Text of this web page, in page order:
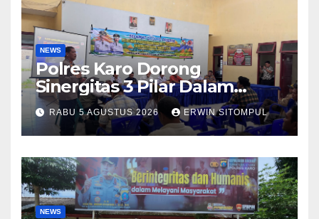
NEWS
Polres Karo Dorong
Sinergitas 3 Pilar Dalam
Pelatihan Pencengahan dan
Mitigasi Bencana Tahun 2026
RABU 5 AGUSTUS 2026 ERWIN SITOMPUL
NEWS